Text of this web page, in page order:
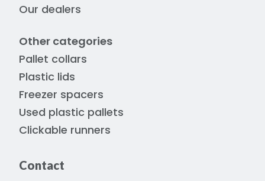
Our dealers
Other categories
Pallet collars
Plastic lids
Freezer spacers
Used plastic pallets
Clickable runners
Contact